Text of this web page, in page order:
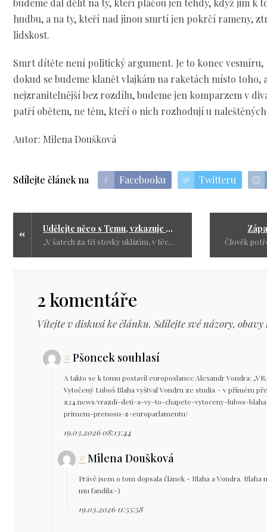
budeme dál dělit na ty, kteří pláčou jen tehdy, když jim k
hudbu, a na ty, kteří nad jinou smrtí jen pokrčí rameny,
lidskost.
Smrt dítěte není politický argument. Je to konec
dokud se budeme klanět vlajkám na raketách místo toho,
nejzranitelnější bez rozdílu, budeme jen komparzem v
patří obětem, ne těm, kteří o nich rozhodují u
Autor: Milena Doušková
Sdílejte článek na Facebooku Twitteru
Udělejte něco s Temu, vzkazuje Langšádlová
„V šatech za tři stovky uklízím, v těch za tři tisíce bych musela jen levitovat. Slyšíte se vůbec, paní poslankyně?“
2 komentáře
Vítejte v diskusi ke článku. Sdílejte své názory,
#Pšoncek souhlasí
A takto se k tomu postavil europoslanec Alexandr Vondra:
Vytočený Luboš Blaha vyštval Vondru ze studia – v přímém
z24.news/vrazdi-deti-a-vy-to-chapete-vytoceny-lubos-
primem-prenosu-z-europarlamentu/
19.03.2026 08:13:44
#Milena Doušková
Právě jsem o tom dopsala článek - Blaha a Vondra. Blaha
mu fandila:-)
19.03.2026 11:55:58